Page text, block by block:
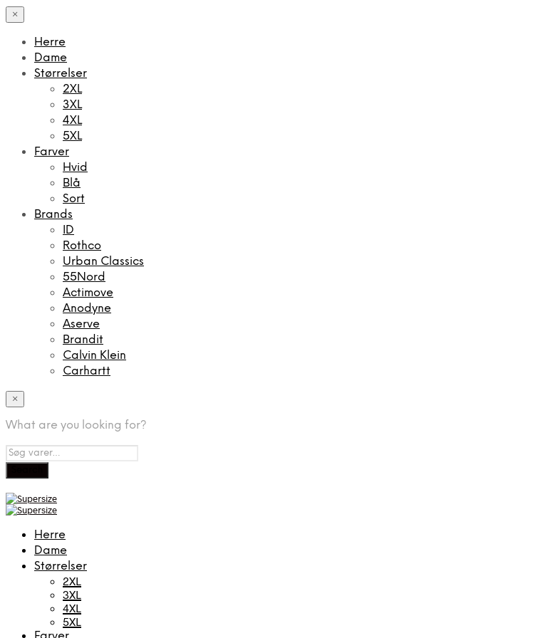
×
Herre
Dame
Størrelser
2XL
3XL
4XL
5XL
Farver
Hvid
Blå
Sort
Brands
ID
Rothco
Urban Classics
55Nord
Actimove
Anodyne
Aserve
Brandit
Calvin Klein
Carhartt
×
What are you looking for?
Herre
Dame
Størrelser
2XL
3XL
4XL
5XL